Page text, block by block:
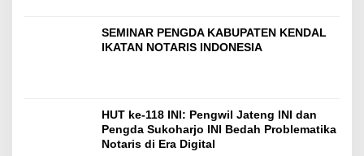
SEMINAR PENGDA KABUPATEN KENDAL
IKATAN NOTARIS INDONESIA
HUT ke-118 INI: Pengwil Jateng INI dan
Pengda Sukoharjo INI Bedah Problematika
Notaris di Era Digital